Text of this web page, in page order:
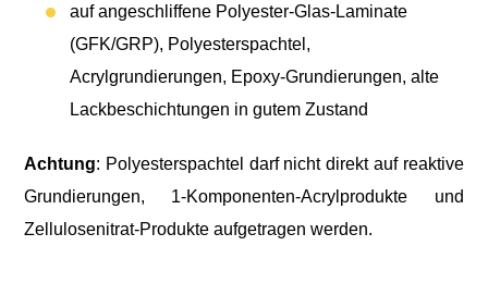
auf angeschliffene Polyester-Glas-Laminate
(GFK/GRP), Polyesterspachtel,
Acrylgrundierungen, Epoxy-Grundierungen, alte
Lackbeschichtungen in gutem Zustand
Achtung: Polyesterspachtel darf nicht direkt auf reaktive
Grundierungen, 1-Komponenten-Acrylprodukte und
Zellulosenitrat-Produkte aufgetragen werden.